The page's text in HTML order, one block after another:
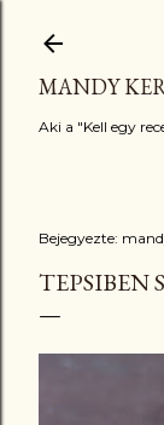
MANDY
Aki a "Kell egy
Bejegyezte:
TEPSIBEN